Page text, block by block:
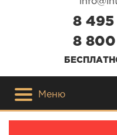
8 495
8 800
Меню